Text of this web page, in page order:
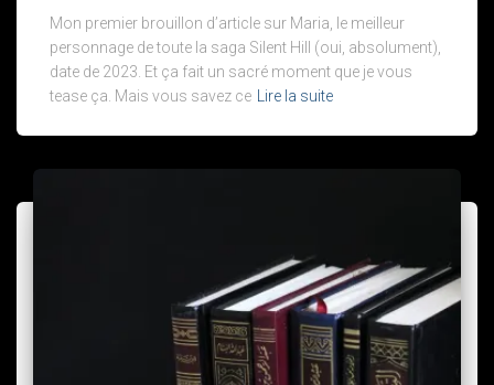
Mon premier brouillon d’article sur Maria, le meilleur
personnage de toute la saga Silent Hill (oui, absolument),
date de 2023. Et ça fait un sacré moment que je vous
tease ça. Mais vous savez ce
Lire la suite